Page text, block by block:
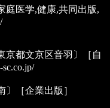
庭医学,健康,共同出版,
京都文京区音羽〕［自
sc.co.jp/
〕［企業出版］